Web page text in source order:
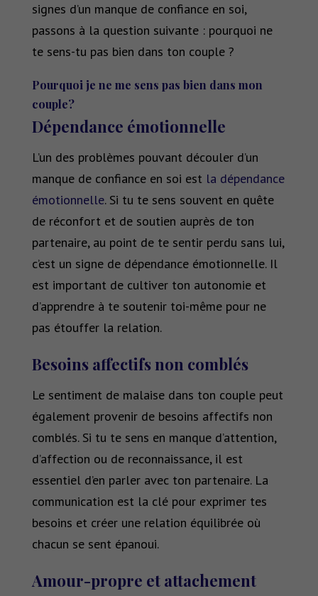
signes d’un manque de confiance en soi,
passons à la question suivante : pourquoi ne
te sens-tu pas bien dans ton couple ?
Pourquoi je ne me sens pas bien dans mon
couple?
Dépendance émotionnelle
L’un des problèmes pouvant découler d’un
manque de confiance en soi est la dépendance
émotionnelle. Si tu te sens souvent en quête
de réconfort et de soutien auprès de ton
partenaire, au point de te sentir perdu sans lui,
c’est un signe de dépendance émotionnelle. Il
est important de cultiver ton autonomie et
d’apprendre à te soutenir toi-même pour ne
pas étouffer la relation.
Besoins affectifs non comblés
Le sentiment de malaise dans ton couple peut
également provenir de besoins affectifs non
comblés. Si tu te sens en manque d’attention,
d’affection ou de reconnaissance, il est
essentiel d’en parler avec ton partenaire. La
communication est la clé pour exprimer tes
besoins et créer une relation équilibrée où
chacun se sent épanoui.
Amour-propre et attachement